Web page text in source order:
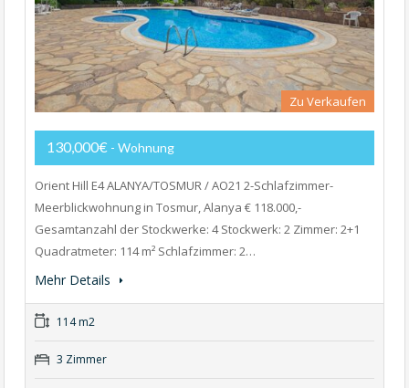
Zu Verkaufen
130,000€ - Wohnung
Orient Hill E4 ALANYA/TOSMUR / AO21 2-Schlafzimmer-
Meerblickwohnung in Tosmur, Alanya € 118.000,-
Gesamtanzahl der Stockwerke: 4 Stockwerk: 2 Zimmer: 2+1
Quadratmeter: 114 m² Schlafzimmer: 2…
Mehr Details
114 m2
3 Zimmer